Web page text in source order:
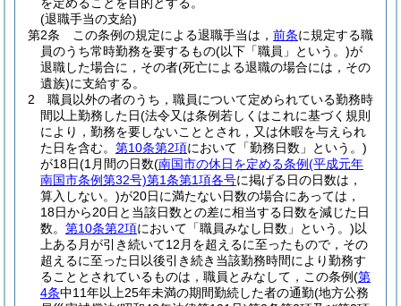
(退職手当の支給)
第2条
この条例の規定による退職手当は， 前条に規定する職
員のうち常時勤務を要するもの(以下「職員」という。)が
退職した場合に，その者(死亡による退職の場合には，その
遺族)に支給する。
2
職員以外の者のうち，職員について定められている勤務時
間以上勤務した日(法令又は条例若しくはこれに基づく規則
により，勤務を要しないこととされ，又は休暇を与えられ
た日を含む。 第10条第2項において「勤務日数」という。)
が18日(1月間の日数(南国市の休日を定める条例(平成元年
南国市条例第32号)第1条第1項各号に掲げる日の日数は，
算入しない。)が20日に満たない日数の場合にあっては，
18日から20日と当該日数との差に相当する日数を減じた日
数。 第10条第2項において「職員みなし日数」という。)以
上ある月が引き続いて12月を超えるに至ったもので，その
超えるに至った日以後引き続き当該勤務時間により勤務す
ることとされているものは，職員とみなして，この条例(第
4条中11年以上25年未満の期間勤続した者の通勤(地方公務